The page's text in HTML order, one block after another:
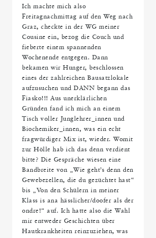
Ich machte mich also
Freitagnachmittag auf den Weg nach
Graz, checkte in der WG meiner
Cousine ein, bezog die Couch und
fieberte einem spannenden
Wochenende entgegen. Dann
bekamen wir Hunger, beschlossen
eines der zahlreichen Bausatzlokale
aufzusuchen und DANN begann das
Fiasko!!! Aus unerklärlichen
Gründen fand ich mich an einem
Tisch voller Junglehrer_innen und
Biochemiker_innen, was ein echt
fragwürdiger Mix ist, wieder. Womit
zur Hölle hab ich das denn verdient
bitte? Die Gespräche wiesen eine
Bandbreite von „Wie geht’s denn den
Gewebezellen, die du gezüchtet hast“
bis „Von den Schülern in meiner
Klass is ana hässlicher/doofer als der
ondre!“ auf. Ich hatte also die Wahl
mir entweder Geschichten über
Hautkrankheiten reinzuziehen, was